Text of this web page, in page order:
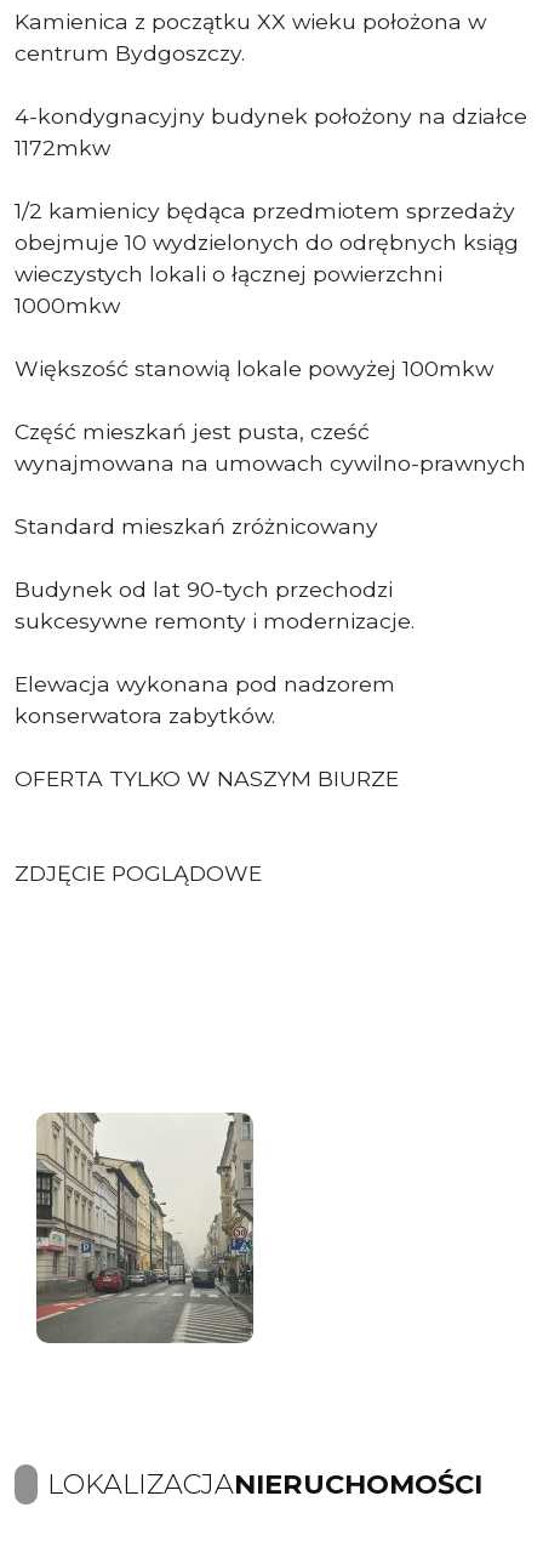
Kamienica z początku XX wieku położona w
centrum Bydgoszczy.
4-kondygnacyjny budynek położony na działce
1172mkw
1/2 kamienicy będąca przedmiotem sprzedaży
obejmuje 10 wydzielonych do odrębnych ksiąg
wieczystych lokali o łącznej powierzchni
1000mkw
Większość stanowią lokale powyżej 100mkw
Część mieszkań jest pusta, cześć
wynajmowana na umowach cywilno-prawnych
Standard mieszkań zróżnicowany
Budynek od lat 90-tych przechodzi
sukcesywne remonty i modernizacje.
Elewacja wykonana pod nadzorem
konserwatora zabytków.
OFERTA TYLKO W NASZYM BIURZE
ZDJĘCIE POGLĄDOWE
LOKALIZACJANIERUCHOMOŚCI